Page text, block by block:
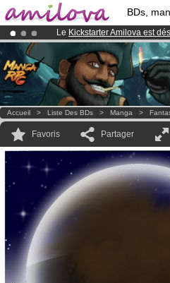
BDs,
Le Kickstarter Amilova est
Déjà 100000membreset
Abonnement premium: à
Accueil > Liste Des BDs > Manga >
Favoris Partager